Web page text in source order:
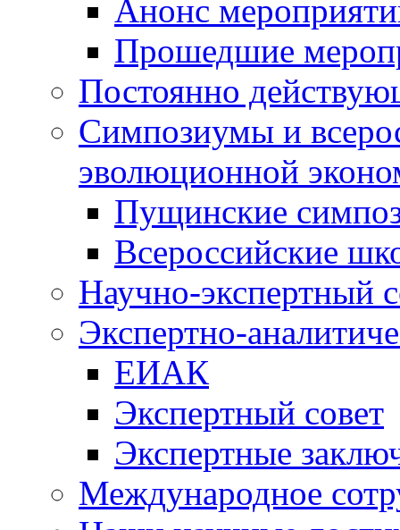
Анонс
Прошедшие
Постоянно
Симпозиумы и
эволюционной
Пущинские
Всероссийские
Научно-экспертный
Экспертно-
ЕИАК
Экспертный совет
Экспертные
Международное